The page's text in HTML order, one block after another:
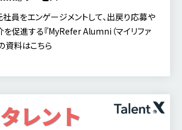
員をエンゲージメントして、出戻り応募や
促進する『MyRefer Alumni（マイリファ
資料はこちら